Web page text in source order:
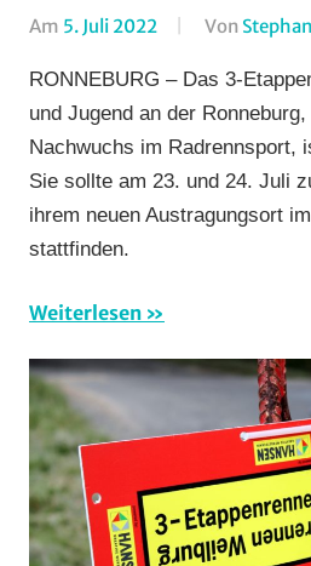
Am 5. Juli 2022 Von
RONNEBURG – Das 3-
und Jugend an der
Nachwuchs im Radrennsport,
Sie sollte am 23. und 24. Juli
ihrem neuen Austragungsort
stattfinden.
Weiterlesen